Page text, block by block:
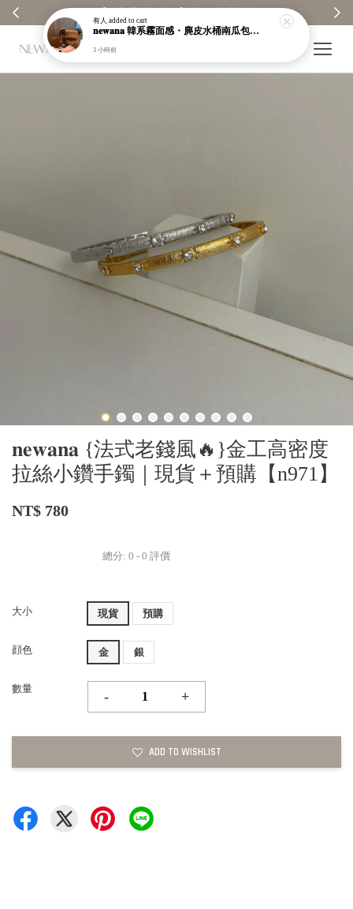
𝐧𝐞𝐰𝐚𝐧𝐚 {法式老錢風🔥}金工高密度
拉絲小鑽手鐲｜現貨＋預購【n971】
NT$ 780
總分: 0 - 0 評價
大小 現貨 預購
顔色 金 銀
數量
- +
ADD TO WISHLIST
有人 added to cart
𝐧𝐞𝐰𝐚𝐧𝐚 韓系霧面感・麂皮水桶南瓜包｜通勤日常包｜高級皮革｜現貨＋預購【nk62】
3 小時前